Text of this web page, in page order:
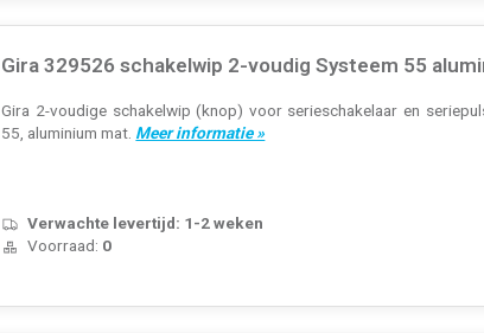
Gira 329526 schakelwip 2-voudig Systeem 55
Gira 2-voudige schakelwip (knop) voor serieschakelaar en
55, aluminium mat. Meer informatie »
Verwachte levertijd: 1-2 weken
Voorraad: 0